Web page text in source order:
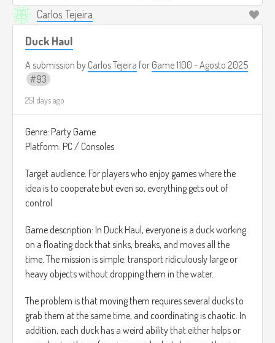
Créditos de imagen:https://www.freepik.com/premium-ai-
image/mosscovered-rocks-wooden-stick-lush-green-
forest_181724932.htm
Carlos Tejeira
Duck Haul
A submission by Carlos Tejeira for Game 1100 - Agosto 2025
93
251 days ago
Genre: Party Game
Platform: PC / Consoles
Target audience: For players who enjoy games where the
idea is to cooperate but even so, everything gets out of
control.
Game description: In Duck Haul, everyone is a duck working
on a floating dock that sinks, breaks, and moves all the
time. The mission is simple: transport ridiculously large or
heavy objects without dropping them in the water.
The problem is that moving them requires several ducks to
grab them at the same time, and coordinating is chaotic. In
addition, each duck has a weird ability that either helps or